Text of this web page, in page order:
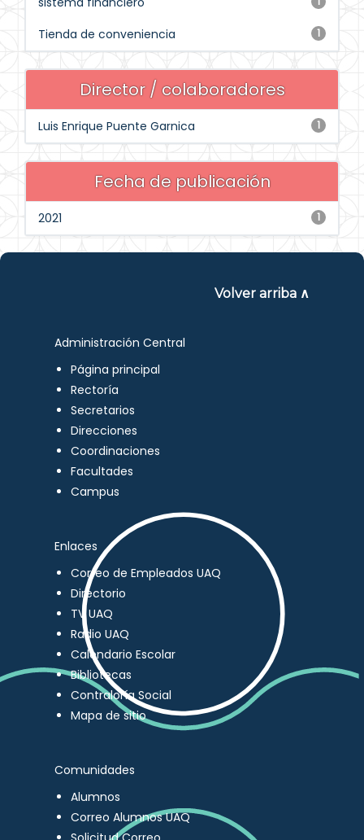
1
Tienda de conveniencia
Director / colaboradores
1
Luis Enrique Puente Garnica
Fecha de publicación
1
2021
Volver arriba ∧
Administración Central
Página principal
Rectoría
Secretarios
Direcciones
Coordinaciones
Facultades
Campus
Enlaces
Correo de Empleados UAQ
Directorio
TV UAQ
Radio UAQ
Calendario Escolar
Bibliotecas
Contraloría Social
Mapa de sitio
Comunidades
Alumnos
Correo Alumnos UAQ